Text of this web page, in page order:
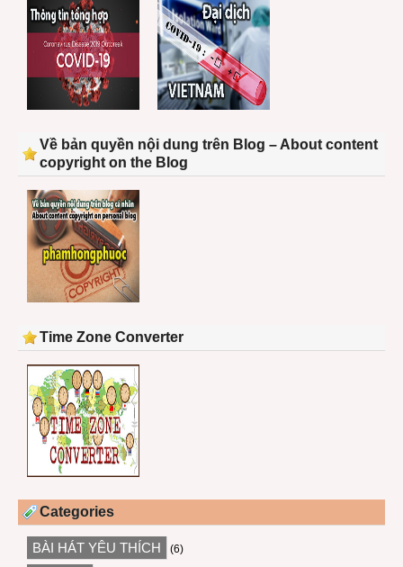
Về bản quyền nội dung trên Blog – About content
copyright on the Blog
Time Zone Converter
Categories
BÀI HÁT YÊU THÍCH (6)